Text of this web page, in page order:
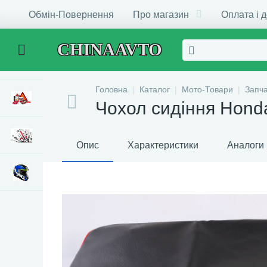
Обмін-Повернення Про магазин Оплата і
CHINAAVTO
Головна Каталог Мото-Товари
Чохол сидіння
Опис Характеристики Аналоги